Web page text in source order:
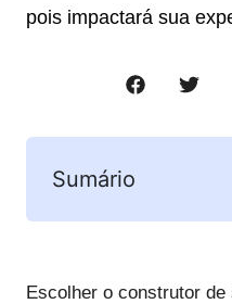
pois impactará sua
Sumário
Escolher o construtor